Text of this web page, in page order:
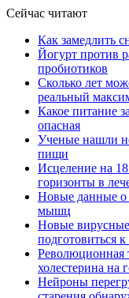
Сейчас читают
Как замедлить
Йогурт против
пробиотиков
Сколько лет
реальный
Какое питание
опасная
Ученые нашли
пищи
Исцеление на
горизонты в
Новые данные о
мышц
Новые вирусные
подготовиться
Революционная
холестерина на
Нейроны